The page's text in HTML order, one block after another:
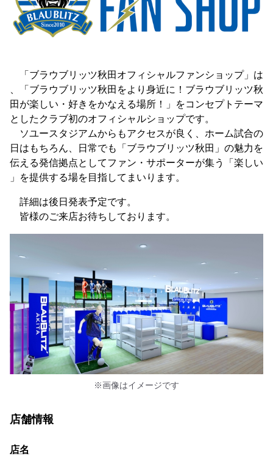
「ブラウブリッツ秋田オフィシャルファンショップ」は
、「ブラウブリッツ秋田をより身近に！ブラウブリッツ秋
田が楽しい・好きをかなえる場所！」をコンセプトテーマ
としたクラブ初のオフィシャルショップです。
ソユースタジアムからもアクセスが良く、ホーム試合の
日はもちろん、日常でも「ブラウブリッツ秋田」の魅力を
伝える発信拠点としてファン・サポーターが集う「楽しい
」を提供する場を目指してまいります。
詳細は後日発表予定です。
皆様のご来店お待ちしております。
※画像はイメージです
店舗情報
店名